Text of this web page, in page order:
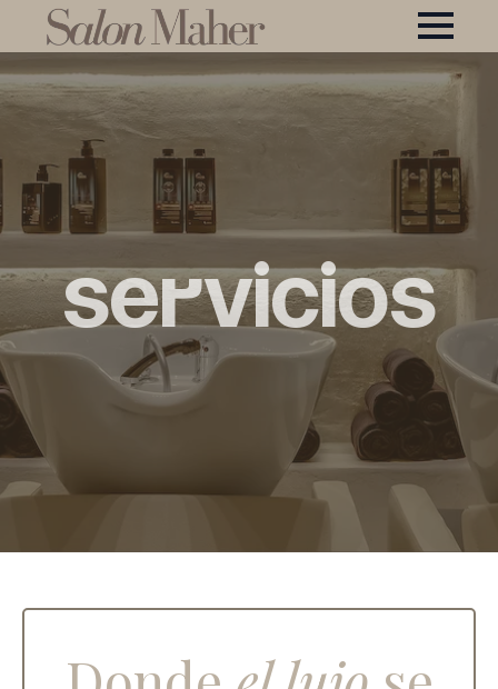
Servicios